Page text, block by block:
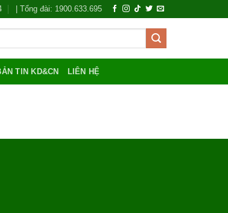
| Tổng đài: 1900.633.695
TIN KD&CN LIÊN HỆ